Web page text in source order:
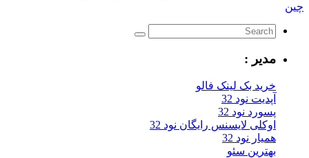
:
بک لینک فالو
نود 32
لایسنس رایگان نود 32
نود 32
سئو